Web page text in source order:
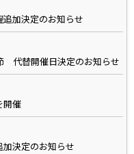
加決定のお知らせ
代替開催日決定のお知らせ
開催
決定のお知らせ